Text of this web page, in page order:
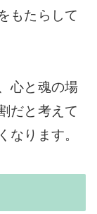
もたらして
心と魂の場
だと考えて
なります。